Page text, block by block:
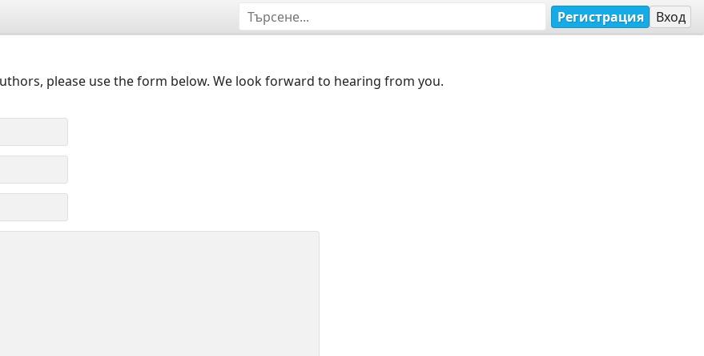
Регистрация Вход
please use the form below. We look forward to hearing from you.